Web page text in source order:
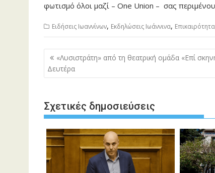
φωτισμό όλοι μαζί – One Union – σας
Ειδήσεις Ιωαννίνων, Εκδηλώσεις Ιωάννινα, Επικαιρότητα
Πλοήγηση
άρθρων
«Λυσιστράτη» από τη θεατρική ομάδα «Επί
Δευτέρα
Σχετικές δημοσιεύσεις